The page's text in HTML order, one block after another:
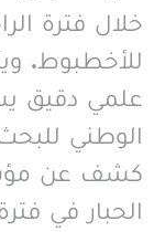
خلال فترة
للأخطبوط.
علمي دقيق
الوطني
كشف عن
الحبار في